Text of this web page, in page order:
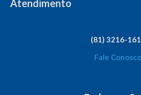
Atendimento
(81) 3216-
Fale Conosco